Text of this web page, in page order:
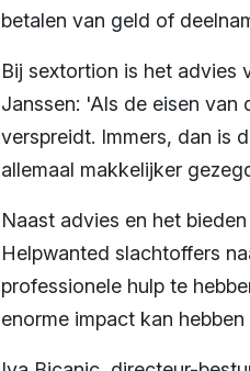
betalen van geld of
Bij sextortion is het advies
Janssen: 'Als de eisen
verspreidt. Immers, dan is
allemaal makkelijker
Naast advies en het
Helpwanted slachtoffers
professionele hulp te
enorme impact kan